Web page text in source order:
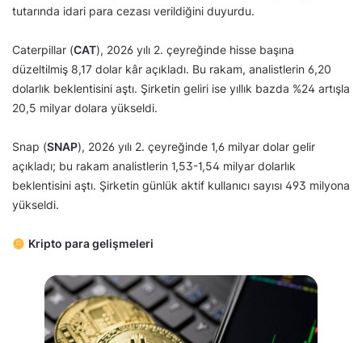
tutarında idari para cezası verildiğini duyurdu.
Caterpillar (CAT), 2026 yılı 2. çeyreğinde hisse başına
düzeltilmiş 8,17 dolar kâr açıkladı. Bu rakam, analistlerin 6,20
dolarlık beklentisini aştı. Şirketin geliri ise yıllık bazda %24 artışla
20,5 milyar dolara yükseldi.
Snap (SNAP), 2026 yılı 2. çeyreğinde 1,6 milyar dolar gelir
açıkladı; bu rakam analistlerin 1,53-1,54 milyar dolarlık
beklentisini aştı. Şirketin günlük aktif kullanıcı sayısı 493 milyona
yükseldi.
Kripto para gelişmeleri